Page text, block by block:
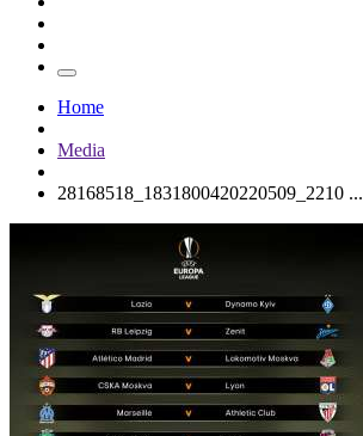
Home
Media
28168518_1831800420220509_2210 ...